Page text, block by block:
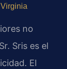
no
Sris es el
El